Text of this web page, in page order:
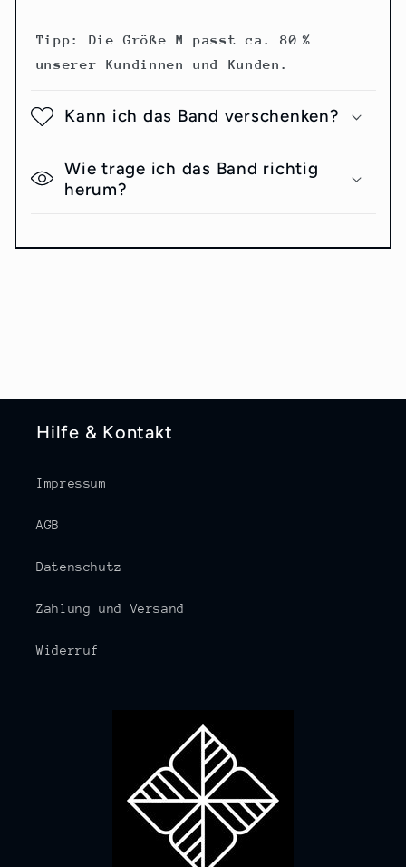
Tipp: Die Größe M passt ca. 80 %
unserer Kundinnen und Kunden.
Kann ich das Band verschenken?
Wie trage ich das Band richtig
herum?
Hilfe & Kontakt
Impressum
AGB
Datenschutz
Zahlung und Versand
Widerruf